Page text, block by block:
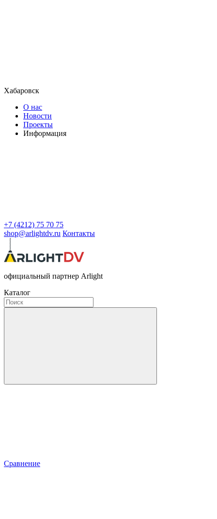
Хабаровск
О нас
Новости
Проекты
Информация
+7 (4212) 75 70 75
shop@arlightdv.ru Контакты
официальный партнер Arlight
Каталог
Сравнение